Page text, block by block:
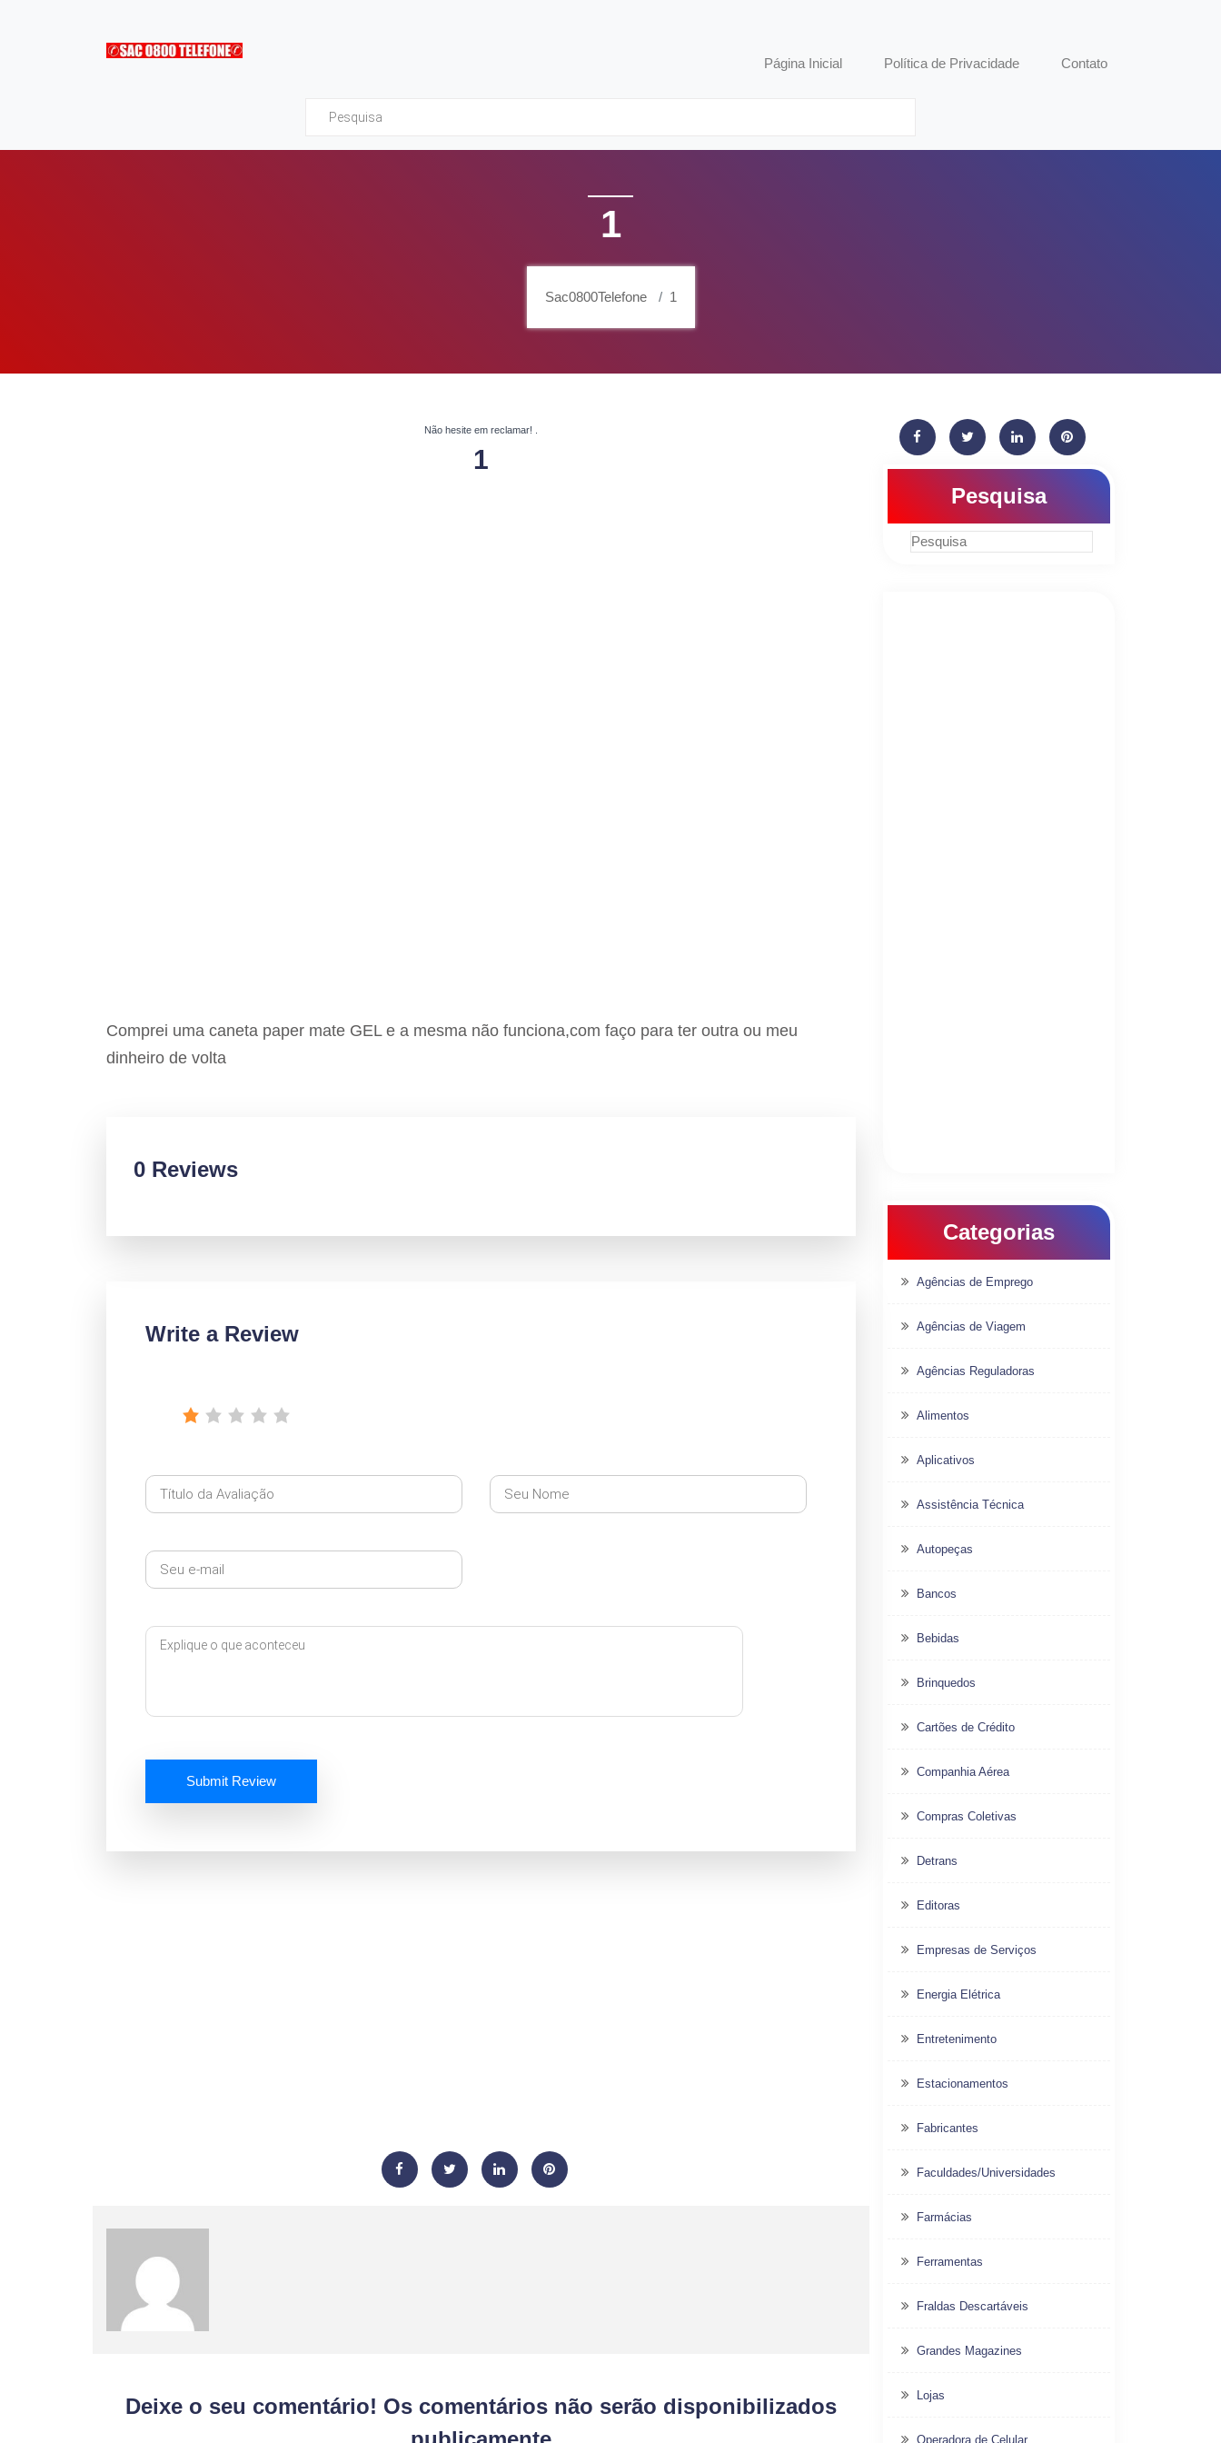
Sac0800Telefone
Página Inicial Política de Privacidade Contato
1
Sac0800Telefone 1
Não hesite em reclamar!
1
Comprei uma caneta paper mate GEL e a mesma não funciona,com faço para ter outra ou meu
dinheiro de volta
0 Reviews
Write a Review
Submit Review
Deixe o seu comentário! Os comentários não serão disponibilizados
Pesquisa
Categorias
Agências de Emprego
Agências de Viagem
Agências Reguladoras
Alimentos
Aplicativos
Assistência Técnica
Autopeças
Bancos
Bebidas
Brinquedos
Cartões de Crédito
Companhia Aérea
Compras Coletivas
Detrans
Editoras
Empresas de Serviços
Energia Elétrica
Entretenimento
Estacionamentos
Fabricantes
Faculdades/Universidades
Farmácias
Ferramentas
Fraldas Descartáveis
Grandes Magazines
Lojas
Operadora de Celular